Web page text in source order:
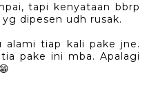
tapi kenyataan bbrp
dipesen udh rusak.
alami tiap kali pake jne.
pake ini mba. Apalagi